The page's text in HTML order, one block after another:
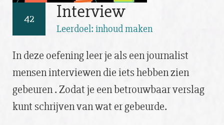
42 Interview
Leerdoel: inhoud maken
In deze oefening leer je als een journalist
mensen interviewen die iets hebben zien
gebeuren . Zodat je een betrouwbaar verslag
kunt schrijven van wat er gebeurde.